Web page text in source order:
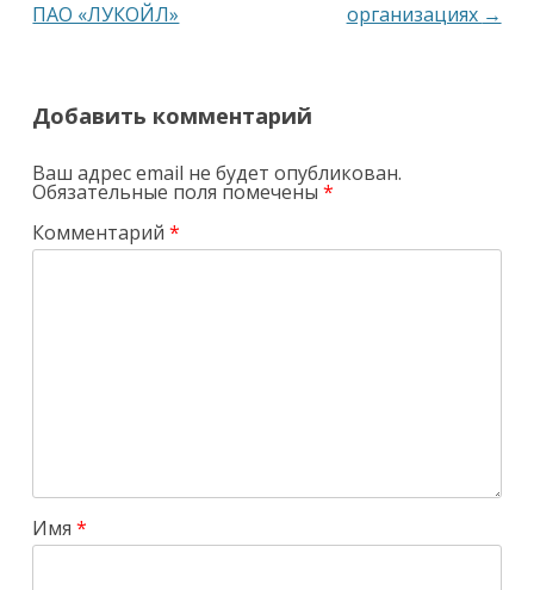
ПАО «ЛУКОЙЛ»
организациях →
Добавить комментарий
Ваш адрес email не будет опубликован.
Обязательные поля помечены*
Комментарий*
Имя*